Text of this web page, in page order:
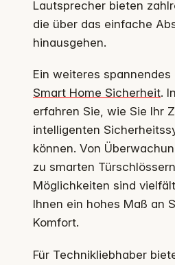
Lautsprecher bieten
die über das einfache
hinausgehen.
Ein weiteres
Smart Home Sicherheit.
erfahren Sie, wie Sie Ihr
intelligenten
können. Von
zu smarten
Möglichkeiten sind
Ihnen ein hohes Maß an
Komfort.
Für Technikliebhaber